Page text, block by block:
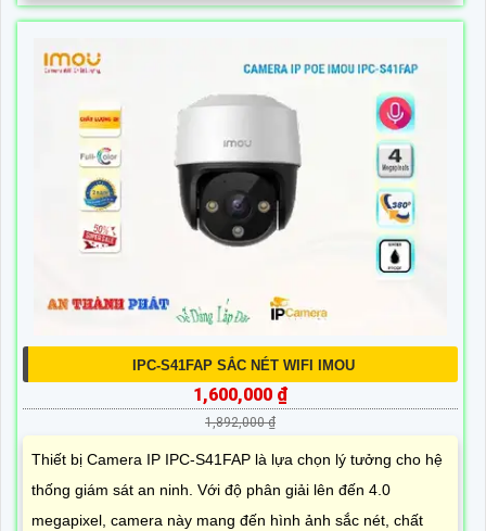
IPC-S41FAP SẮC NÉT WIFI IMOU
1,600,000 ₫
1,892,000 ₫
Thiết bị Camera IP IPC-S41FAP là lựa chọn lý tưởng cho hệ
thống giám sát an ninh. Với độ phân giải lên đến 4.0
megapixel, camera này mang đến hình ảnh sắc nét, chất